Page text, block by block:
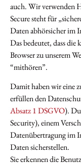
auch. Wir verwenden
Secure steht für
Daten abhörsicher im
Das bedeutet, dass
Browser zu unserem
“mithören”.
Damit haben wir eine
erfüllen den
Absatz 1 DSGVO).
Security), einem
Datenübertragung im
Daten sicherstellen.
Sie erkennen die